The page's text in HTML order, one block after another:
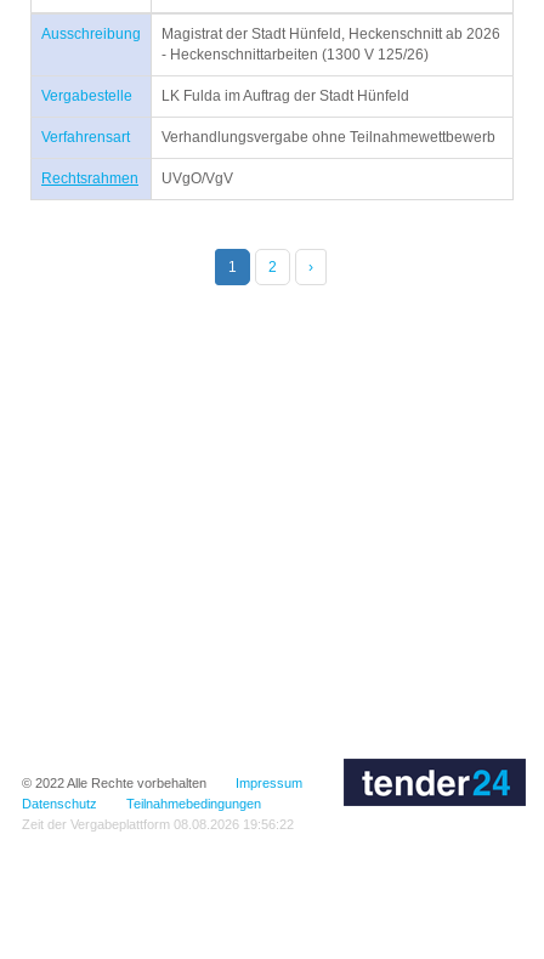
Ausschreibung
Magistrat der Stadt Hünfeld, Heckenschnitt ab 2026
- Heckenschnittarbeiten (1300 V 125/26)
Vergabestelle LK Fulda im Auftrag der Stadt Hünfeld
Verfahrensart Verhandlungsvergabe ohne Teilnahmewettbewerb
Rechtsrahmen UVgO/VgV
1 2 ›
© 2022Alle Rechte vorbehalten
Impressum
Datenschutz
Teilnahmebedingungen
Zeit der Vergabeplattform 08.08.2026 19:56:22